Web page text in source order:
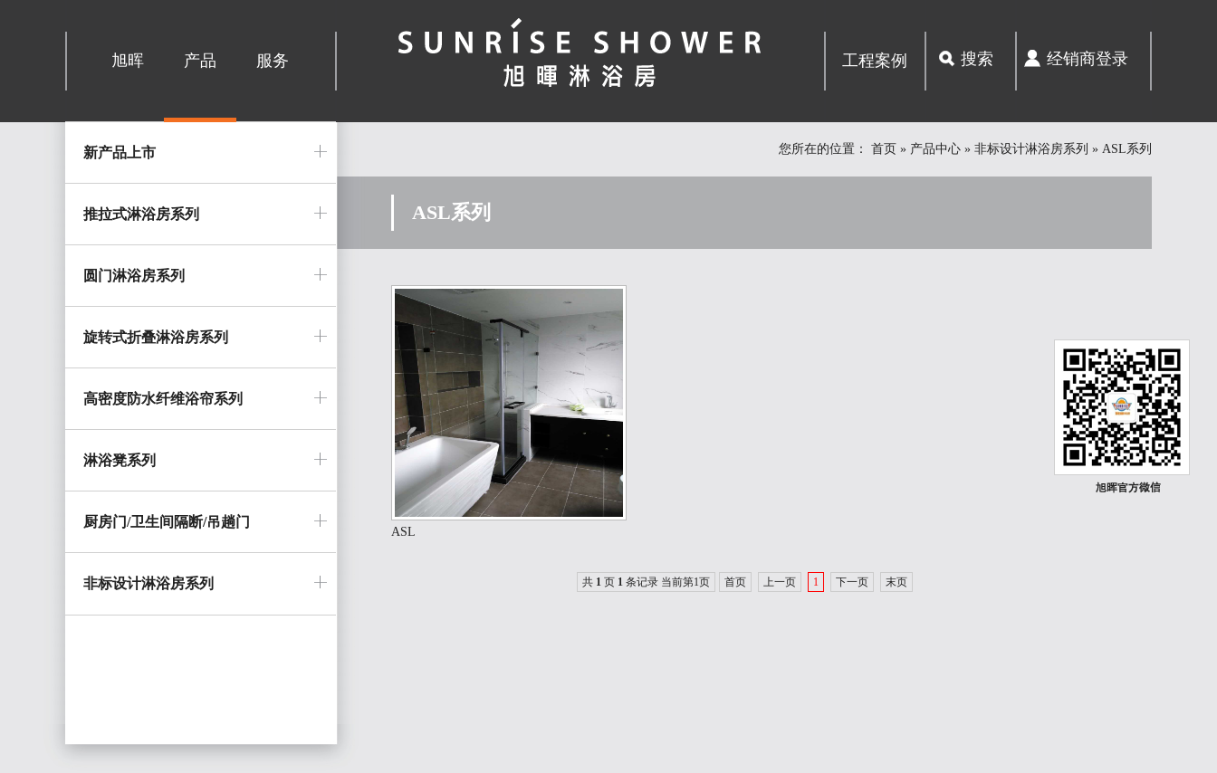
旭晖 产品 服务 工程案例 搜索 经销商登录
新产品上市
推拉式淋浴房系列
圆门淋浴房系列
旋转式折叠淋浴房系列
高密度防水纤维浴帘系列
淋浴凳系列
厨房门/卫生间隔断/吊趟门
非标设计淋浴房系列
您所在的位置： 首页 » 产品中心 » 非标设计淋浴房系列 » ASL系列
ASL系列
ASL
共 1页1条记录 当前第1页 首页 上一页 1 下一页 末页